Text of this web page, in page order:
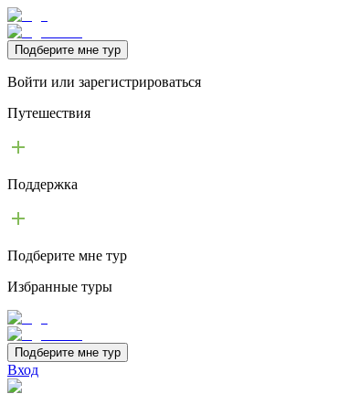
Подберите мне тур
Войти или зарегистрироваться
Путешествия
Поддержка
Подберите мне тур
Избранные туры
Подберите мне тур
Вход